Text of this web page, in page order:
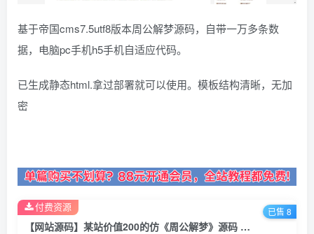
基于帝国cms7.5utf8版本周公解梦源码，自带一万多条数
据，电脑pc手机h5手机自适应代码。
已生成静态html.拿过部署就可以使用。模板结构清晰，无加
密
【网站源码】某站价值200的仿《周公解梦》源码 梦境解释查询大全网站模板
付费资源 已售 8